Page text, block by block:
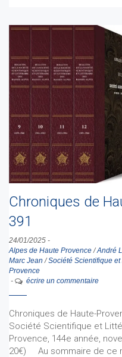
Chroniques de
391
24/01/2025 -
Alpes de Haute Provence /André
Marc Jean /Société Scientifique
Provence
-
écrire un commentaire
Chroniques de Haute-
Société Scientifique et
Provence, 144e année,
20€) Au sommaire de ce